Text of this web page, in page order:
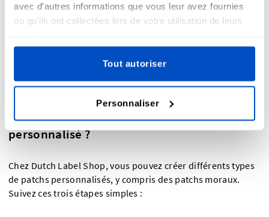
avec d'autres informations que vous leur avez fournies
ou qu'ils ont collectées lors de votre utilisation de leurs
Tout autoriser
Personnaliser
Nous pouvons transformer n'importe quel motif en patch,
Tous les matériaux ne permettent pas d'obtenir les détails
et les couleurs que vous souhaitez pour votre motif,
matériau choisir, n'hésitez pas à nous demander conseil !
Comment créer mon propre patch
personnalisé ?
Chez Dutch Label Shop, vous pouvez créer différents types
de patchs personnalisés, y compris des patchs moraux.
Suivez ces trois étapes simples :